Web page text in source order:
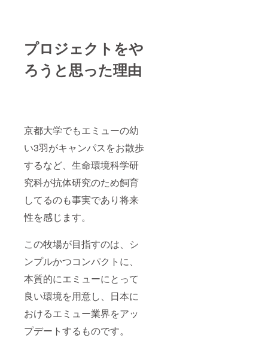
プロジェクトをや
ろうと思った理由
京都大学でもエミューの幼
い3羽がキャンパスをお散歩
するなど、生命環境科学研
究科が抗体研究のため飼育
してるのも事実であり将来
性を感じます。
この牧場が目指すのは、シ
ンプルかつコンパクトに、
本質的にエミューにとって
良い環境を用意し、日本に
おけるエミュー業界をアッ
プデートするものです。